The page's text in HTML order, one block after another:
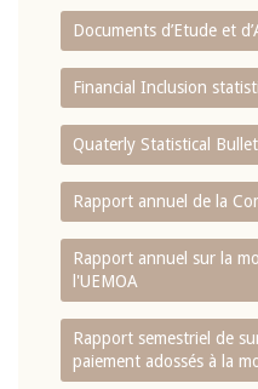
Documents d’Etude et
Financial Inclusion
Quaterly Statistical
Rapport annuel de la
Rapport annuel sur la
l'UEMOA
Rapport semestriel de
paiement adossés à la